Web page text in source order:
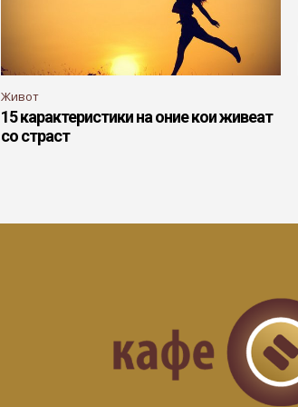
Живот
15 карактеристики на оние кои живеат
со страст